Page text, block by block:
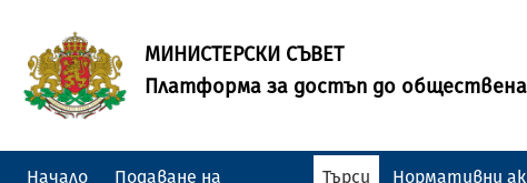
МИНИСТЕРСКИ СЪВЕТ
Платформа за достъп до
Начало
Подаване на
Търси
Нормативни